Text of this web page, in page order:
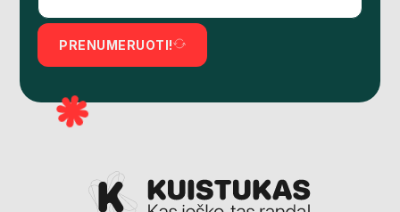
PRENUMERUOTI!